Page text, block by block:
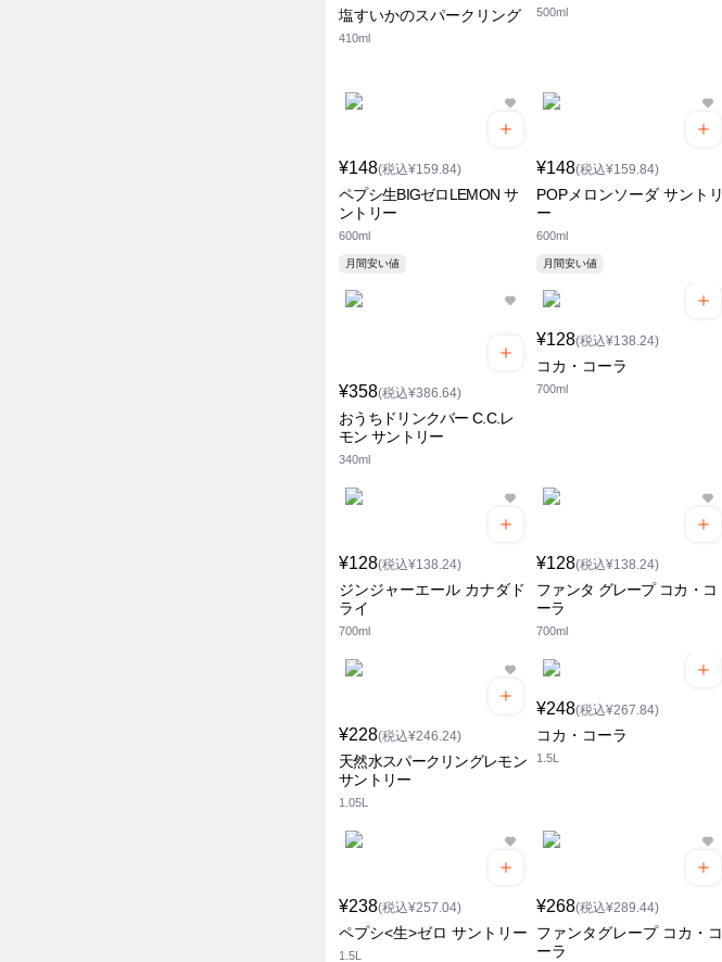
塩すいかのスパークリング
410ml
500ml
¥148(税込¥159.84)
ペプシ生BIGゼロLEMON サ
ントリー
600ml
月間安い値
¥148(税込¥159.84)
POPメロンソーダ サントリ
ー
600ml
月間安い値
¥358(税込¥386.64)
おうちドリンクバー C.C.レ
モン サントリー
340ml
¥128(税込¥138.24)
コカ・コーラ
700ml
¥128(税込¥138.24)
ジンジャーエール カナダド
ライ
700ml
¥128(税込¥138.24)
ファンタ グレープ コカ・コ
ーラ
700ml
¥228(税込¥246.24)
天然水スパークリングレモン
サントリー
1.05L
¥248(税込¥267.84)
コカ・コーラ
1.5L
¥238(税込¥257.04)
ペプシ<生>ゼロ サントリー
1.5L
¥268(税込¥289.44)
ファンタグレープ コカ・コ
ーラ